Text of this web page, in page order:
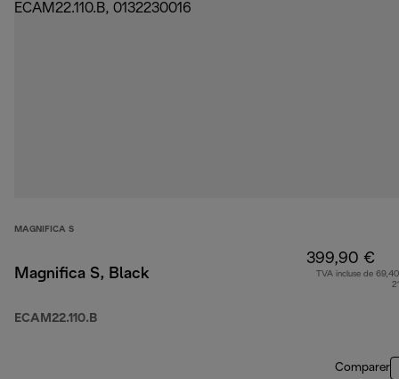
MAGNIFICA S
Magnifica S, Black
ECAM22.110.B
399,90 €
TVA incluse de
Comparer